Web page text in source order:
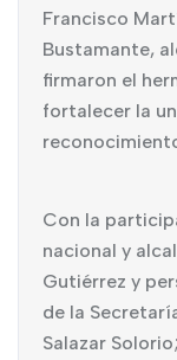
Francisco
Bustamante,
firmaron el
fortalecer la
Con la
nacional y
Gutiérrez y
de la
Salazar